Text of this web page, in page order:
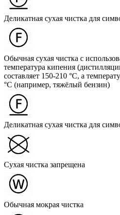
Деликатная сухая чистка для
Обычная сухая чистка с
температура кипения
составляет 150-210 °C, а
°C (например, тяжёлый бензин)
Деликатная сухая чистка для
Сухая чистка запрещена
Обычная мокрая чистка